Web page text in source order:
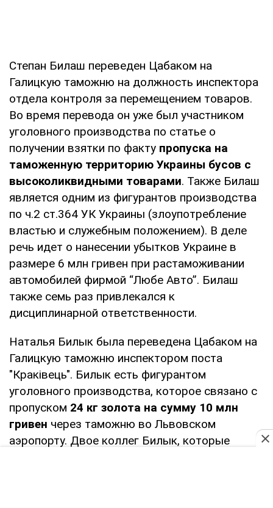
Степан Билаш переведен Цабаком на
Галицкую таможню на должность инспектора
отдела контроля за перемещением товаров.
Во время перевода он уже был участником
уголовного производства по статье о
получении взятки по факту пропуска на
таможенную территорию Украины бусов с
высоколиквидными товарами. Также Билаш
является одним из фигурантов производства
по ч.2 ст.364 УК Украины (злоупотребление
властью и служебным положением). В деле
речь идет о нанесении убытков Украине в
размере 6 млн гривен при растаможивании
автомобилей фирмой “Любе Авто”. Билаш
также семь раз привлекался к
дисциплинарной ответственности.
Наталья Билык была переведена Цабаком на
Галицкую таможню инспектором поста
"Краківець". Билык есть фигурантом
уголовного производства, которое связано с
пропуском 24 кг золота на сумму 10 млн
гривен через таможню во Львовском
аэропорту. Двое коллег Билык, которые